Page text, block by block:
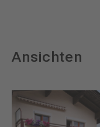
Ansichten